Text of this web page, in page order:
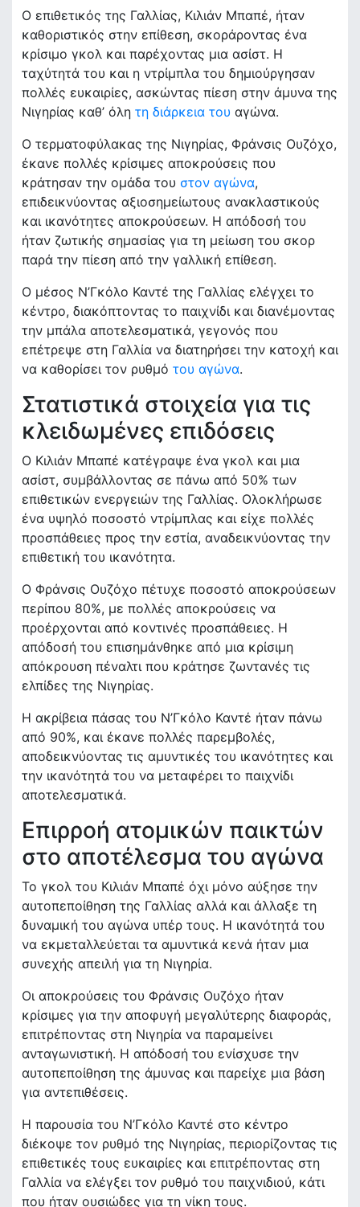
Ο επιθετικός της Γαλλίας, Κιλιάν Μπαπέ, ήταν
καθοριστικός στην επίθεση, σκοράροντας ένα
κρίσιμο γκολ και παρέχοντας μια ασίστ. Η
ταχύτητά του και η ντρίμπλα του δημιούργησαν
πολλές ευκαιρίες, ασκώντας πίεση στην άμυνα της
Νιγηρίας καθ’ όλη τη διάρκεια του αγώνα.
Ο τερματοφύλακας της Νιγηρίας, Φράνσις Ουζόχο,
έκανε πολλές κρίσιμες αποκρούσεις που
κράτησαν την ομάδα του στον αγώνα,
επιδεικνύοντας αξιοσημείωτους ανακλαστικούς
και ικανότητες αποκρούσεων. Η απόδοσή του
ήταν ζωτικής σημασίας για τη μείωση του σκορ
παρά την πίεση από την γαλλική επίθεση.
Ο μέσος Ν’Γκόλο Καντέ της Γαλλίας ελέγχει το
κέντρο, διακόπτοντας το παιχνίδι και διανέμοντας
την μπάλα αποτελεσματικά, γεγονός που
επέτρεψε στη Γαλλία να διατηρήσει την κατοχή και
να καθορίσει τον ρυθμό του αγώνα.
Στατιστικά στοιχεία για τις
κλειδωμένες επιδόσεις
Ο Κιλιάν Μπαπέ κατέγραψε ένα γκολ και μια
ασίστ, συμβάλλοντας σε πάνω από 50% των
επιθετικών ενεργειών της Γαλλίας. Ολοκλήρωσε
ένα υψηλό ποσοστό ντρίμπλας και είχε πολλές
προσπάθειες προς την εστία, αναδεικνύοντας την
επιθετική του ικανότητα.
Ο Φράνσις Ουζόχο πέτυχε ποσοστό αποκρούσεων
περίπου 80%, με πολλές αποκρούσεις να
προέρχονται από κοντινές προσπάθειες. Η
απόδοσή του επισημάνθηκε από μια κρίσιμη
απόκρουση πέναλτι που κράτησε ζωντανές τις
ελπίδες της Νιγηρίας.
Η ακρίβεια πάσας του Ν’Γκόλο Καντέ ήταν πάνω
από 90%, και έκανε πολλές παρεμβολές,
αποδεικνύοντας τις αμυντικές του ικανότητες και
την ικανότητά του να μεταφέρει το παιχνίδι
αποτελεσματικά.
Επιρροή ατομικών παικτών
στο αποτέλεσμα του αγώνα
Το γκολ του Κιλιάν Μπαπέ όχι μόνο αύξησε την
αυτοπεποίθηση της Γαλλίας αλλά και άλλαξε τη
δυναμική του αγώνα υπέρ τους. Η ικανότητά του
να εκμεταλλεύεται τα αμυντικά κενά ήταν μια
συνεχής απειλή για τη Νιγηρία.
Οι αποκρούσεις του Φράνσις Ουζόχο ήταν
κρίσιμες για την αποφυγή μεγαλύτερης διαφοράς,
επιτρέποντας στη Νιγηρία να παραμείνει
ανταγωνιστική. Η απόδοσή του ενίσχυσε την
αυτοπεποίθηση της άμυνας και παρείχε μια βάση
για αντεπιθέσεις.
Η παρουσία του Ν’Γκόλο Καντέ στο κέντρο
διέκοψε τον ρυθμό της Νιγηρίας, περιορίζοντας τις
επιθετικές τους ευκαιρίες και επιτρέποντας στη
Γαλλία να ελέγξει τον ρυθμό του παιχνιδιού, κάτι
που ήταν ουσιώδες για τη νίκη τους.